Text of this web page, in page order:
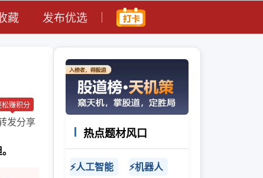
藏 发布优选
松赚积分
发分享
热点题材风口
⚡人工智能
⚡机器人